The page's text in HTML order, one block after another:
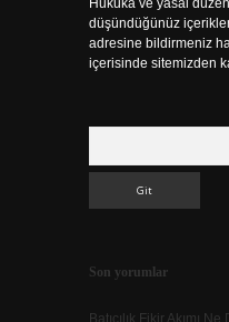
Hukuka ve yasal
düşündüğünüz
adresine bildirmeniz
içerisinde sitemizden
Son yorumlar
Batıcılık Fikir Akımı